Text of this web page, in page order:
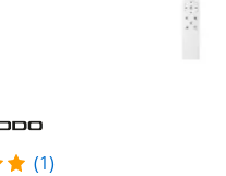
(1)